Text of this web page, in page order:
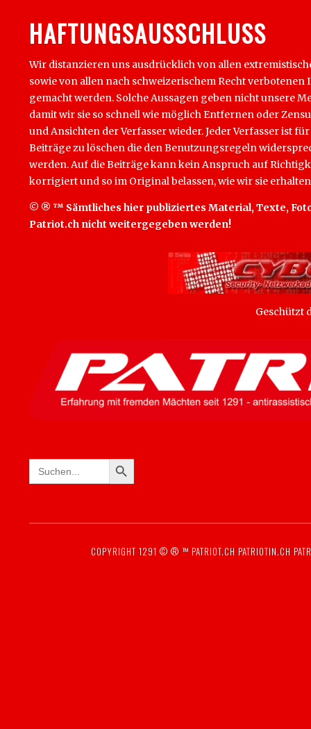
HAFTUNGSAUSSCHLUSS
Wir distanzieren uns ausdrücklich von allen
sowie von allen nach schweizerischem Recht
gemacht werden. Solche Aussagen geben nicht unsere
damit wir sie so schnell wie möglich Entfernen oder
und Ansichten der Verfasser wieder. Jeder Verfasser ist
Beiträge zu löschen die den Benutzungsregeln
werden. Auf die Beiträge kann kein Anspruch auf
korrigiert und so im Original belassen, wie wir sie
© ® ™ Sämtliches hier publiziertes Material, Texte,
Patriot.ch nicht weitergegeben werden!
Geschützt
Search
for:
SEARCH BUTTON
COPYRIGHT 1291 © ® ™ PATRIOT.CH PATRIOTIN.CH